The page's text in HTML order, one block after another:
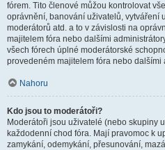
fórem. Tito členové můžou kontrolovat
oprávnění, banování uživatelů, vytváření
moderátorů atd. a to v závislosti na
majitelem fóra nebo dalšími
všech fórech úplné moderátorské
provedeném majitelem fóra nebo dalšími
Nahoru
Kdo jsou to moderátoři?
Moderátoři jsou uživatelé (nebo skupiny
každodenní chod fóra. Mají pravomoc k
zamykání, odemykání, přesunování,